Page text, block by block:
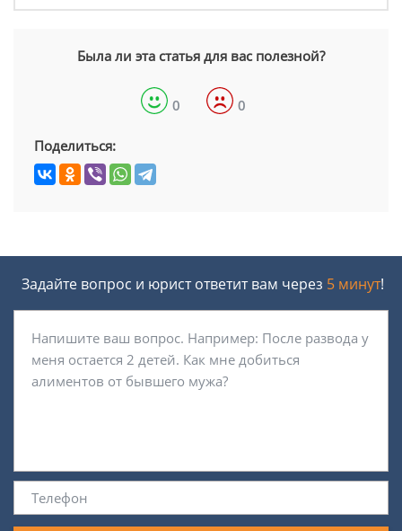
Была ли эта статья для вас полезной?
0 0
Поделиться:
Задайте вопрос и юрист ответит вам через 5 минут!